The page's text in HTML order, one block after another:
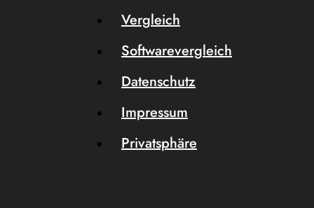
Vergleich
Softwarevergleich
Datenschutz
Impressum
Privatsphäre